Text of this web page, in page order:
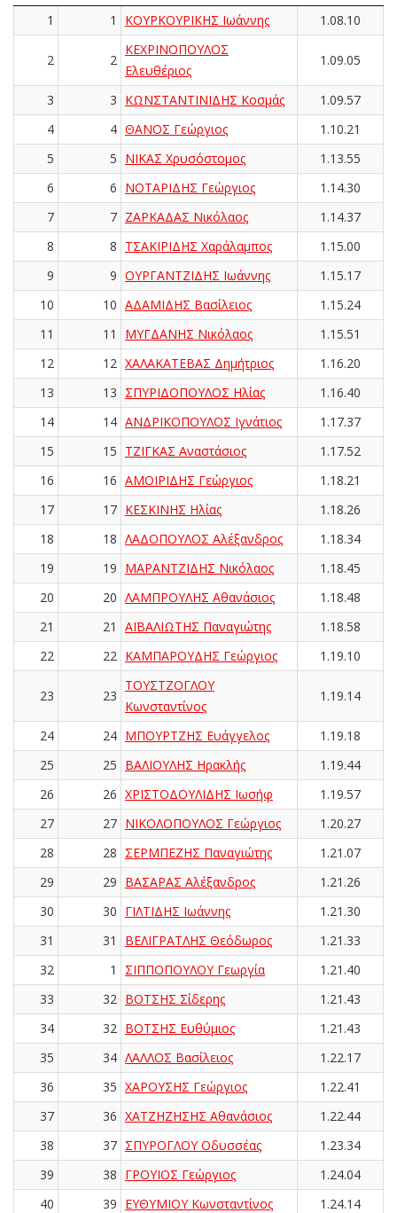
1 1 ΚΟΥΡΚΟΥΡΙΚΗΣ Ιωάννης 1.08.10
2 2
ΚΕΧΡΙΝΟΠΟΥΛΟΣ
Ελευθέριος
1.09.05
3 3 ΚΩΝΣΤΑΝΤΙΝΙΔΗΣ Κοσμάς
1.09.57
4
4 ΘΑΝΟΣ Γεώργιος
1.10.21
5
5 ΝΙΚΑΣ Χρυσόστομος
1.13.55
6
6 ΝΟΤΑΡΙΔΗΣ Γεώργιος
1.14.30
7
7 ΖΑΡΚΑΔΑΣ Νικόλαος
1.14.37
8
8 ΤΣΑΚΙΡΙΔΗΣ Χαράλαμπος
1.15.00
9
9 ΟΥΡΓΑΝΤΖΙΔΗΣ Ιωάννης
1.15.17
10
10 ΑΔΑΜΙΔΗΣ Βασίλειος
1.15.24
11
11 ΜΥΓΔΑΝΗΣ Νικόλαος
1.15.51
12
12 ΧΑΛΑΚΑΤΕΒΑΣ Δημήτριος
1.16.20
13
13 ΣΠΥΡΙΔΟΠΟΥΛΟΣ Ηλίας
1.16.40
14
14 ΑΝΔΡΙΚΟΠΟΥΛΟΣ Ιγνάτιος
1.17.37
15
15 ΤΖΙΓΚΑΣ Αναστάσιος
1.17.52
16
16 ΑΜΟΙΡΙΔΗΣ Γεώργιος
1.18.21
17
17 ΚΕΣΚΙΝΗΣ Ηλίας
1.18.26
18
18 ΛΑΔΟΠΟΥΛΟΣ Αλέξανδρος
1.18.34
19
19 ΜΑΡΑΝΤΖΙΔΗΣ Νικόλαος
1.18.45
20
20 ΛΑΜΠΡΟΥΛΗΣ Αθανάσιος
1.18.48
21
21 ΑΪΒΑΛΙΩΤΗΣ Παναγιώτης
1.18.58
22
22 ΚΑΜΠΑΡΟΥΔΗΣ Γεώργιος 1.19.10
23 23
ΤΟΥΣΤΖΟΓΛΟΥ
Κωνσταντίνος
1.19.14
24 24 ΜΠΟΥΡΤΖΗΣ Ευάγγελος
1.19.18
25
25 ΒΑΛΙΟΥΛΗΣ Ηρακλής
1.19.44
26
26 ΧΡΙΣΤΟΔΟΥΛΙΔΗΣ Ιωσήφ
1.19.57
27
27 ΝΙΚΟΛΟΠΟΥΛΟΣ Γεώργιος
1.20.27
28
28 ΣΕΡΜΠΕΖΗΣ Παναγιώτης
1.21.07
29
29 ΒΑΣΑΡΑΣ Αλέξανδρος
1.21.26
30
30 ΓΙΛΤΙΔΗΣ Ιωάννης
1.21.30
31
31 ΒΕΛΙΓΡΑΤΛΗΣ Θεόδωρος
1.21.33
32
1 ΣΙΠΠΟΠΟΥΛΟΥ Γεωργία
1.21.40
33
32 ΒΟΤΣΗΣ Σίδερης
1.21.43
34
32 ΒΟΤΣΗΣ Ευθύμιος
1.21.43
35
34 ΛΑΛΛΟΣ Βασίλειος
1.22.17
36
35 ΧΑΡΟΥΣΗΣ Γεώργιος
1.22.41
37
36 ΧΑΤΖΗΖΗΣΗΣ Αθανάσιος
1.22.44
38
37 ΣΠΥΡΟΓΛΟΥ Οδυσσέας
1.23.34
39
38 ΓΡΟΥΙΟΣ Γεώργιος
1.24.04
40
39 ΕΥΘΥΜΙΟΥ Κωνσταντίνος 1.24.14